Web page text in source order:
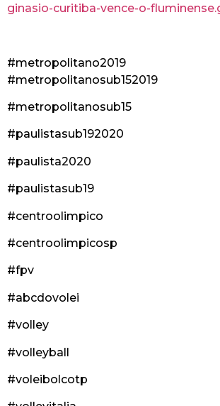
ginasio-curitiba-vence-o-
#metropolitano2019
#metropolitanosub152019
#metropolitanosub15
#paulistasub192020
#paulista2020
#paulistasub19
#centroolimpico
#centroolimpicosp
#fpv
#abcdovolei
#volley
#volleyball
#voleibolcotp